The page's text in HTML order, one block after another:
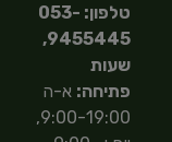
טלפון: 053-
9455445,
שעות
פתיחה: א-ה
9:00-19:00,